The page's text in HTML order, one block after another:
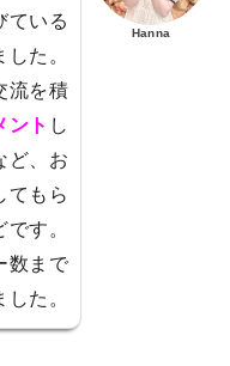
ている
た。
流を積
ント し
ど、お
てもら
す。
数まで
た。
Hanna